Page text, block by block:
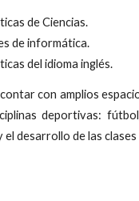
de Ciencias.
de informática.
del idioma inglés.
con amplios
deportivas:
desarrollo de las clases